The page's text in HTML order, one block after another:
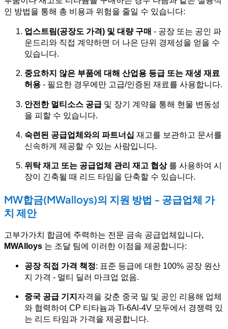
인 방법을 통해 총 비용과 위험을 줄일 수 있습니다:
업스트림(공장도 가격) 및 대량 구매 - 공장 또는 공인 파
운드리와 직접 계약하면 더 나은 단위 경제성을 얻을 수
있습니다.
중요하지 않은 부품에 대해 산업용 등급 또는 재생 재료
허용 - 필요한 경우에만 고급/인증된 재료를 사용합니다.
안전한 멀티소스 공급 및 장기 계약을 통해 현물 변동성
을 피할 수 있습니다.
숙련된 공급업체와의 파트너십 재고를 보관하고 문서를
신속하게 제공할 수 있는 사람입니다.
위탁 재고 또는 공급업체 관리 재고 협상를 사용하여 시
장이 긴축될 때 리드 타임을 단축할 수 있습니다.
MW합금(MWalloys)의 지원 방법 - 공급업체 가
치 제안
고부가가치 합금에 주력하는 전문 금속 공급업체입니다,
MWAlloys 는 조달 팀에 이러한 이점을 제공합니다:
공장 직접 가격 책정: 표준 등급에 대한 100% 공장 원산
지 가격 - 멀티 딜러 마크업 없음.
중국 공급 기지자격을 갖춘 중국 밀 및 공인 리용해 업체
와 협력하여 CP 티타늄과 Ti-6Al-4V 모두에서 경쟁력 있
는 리드 타임과 가격을 제공합니다.